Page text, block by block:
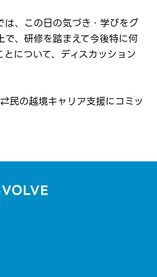
は、この日の気づき・学びをグ
で、研修を踏まえて今後特に何
について、ディスカッション
民の越境キャリア支援にコミッ
VOLVE